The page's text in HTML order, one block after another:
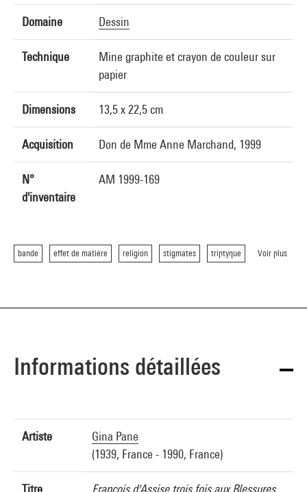
Domaine Dessin
Technique
Mine graphite et crayon de couleur sur
papier
Dimensions 13,5 x 22,5 cm
Acquisition Don de Mme Anne Marchand, 1999
N°
d'inventaire
AM 1999-169
bande effet de matière religion stigmates triptyque Voir plus
Informations détaillées
Artiste
Gina Pane
(1939, France - 1990, France)
Titre
François d'Assise trois fois aux Blessures